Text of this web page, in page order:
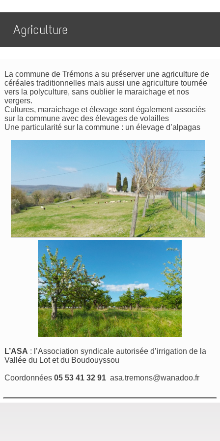
Agriculture
La commune de Trémons a su préserver une agriculture de
céréales traditionnelles mais aussi une agriculture tournée
vers la polyculture, sans oublier le maraichage et nos
vergers.
Cultures, maraichage et élevage sont également associés
sur la commune avec des élevages de volailles
Une particularité sur la commune : un élevage d’alpagas
L’ASA : l’Association syndicale autorisée d’irrigation de la
Vallée du Lot et du Boudouyssou
Coordonnées05 53 41 32 91 asa.tremons@wanadoo.fr